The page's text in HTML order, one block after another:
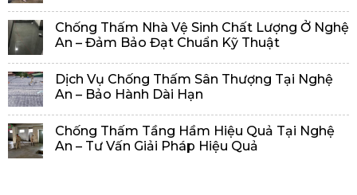
Chống Thấm Nhà Vệ Sinh Chất Lượng Ở Nghệ
An – Đảm Bảo Đạt Chuẩn Kỹ Thuật
Dịch Vụ Chống Thấm Sân Thượng Tại Nghệ
An – Bảo Hành Dài Hạn
Chống Thấm Tầng Hầm Hiệu Quả Tại Nghệ
An – Tư Vấn Giải Pháp Hiệu Quả